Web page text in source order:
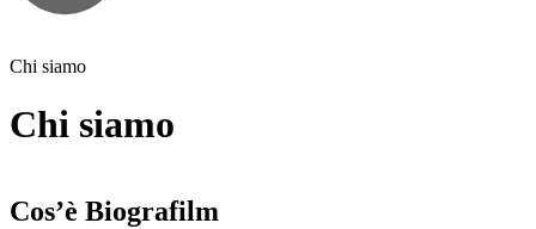
Chi siamo
Chi siamo
Cos’è Biografilm